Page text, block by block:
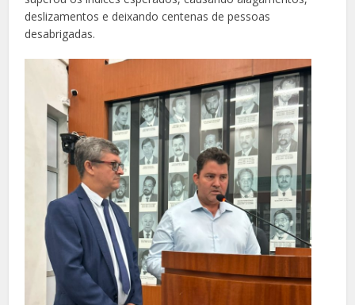
deslizamentos e deixando centenas de pessoas
desabrigadas.